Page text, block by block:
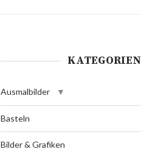
KATEGORIEN
Ausmalbilder
Basteln
Bilder & Grafiken